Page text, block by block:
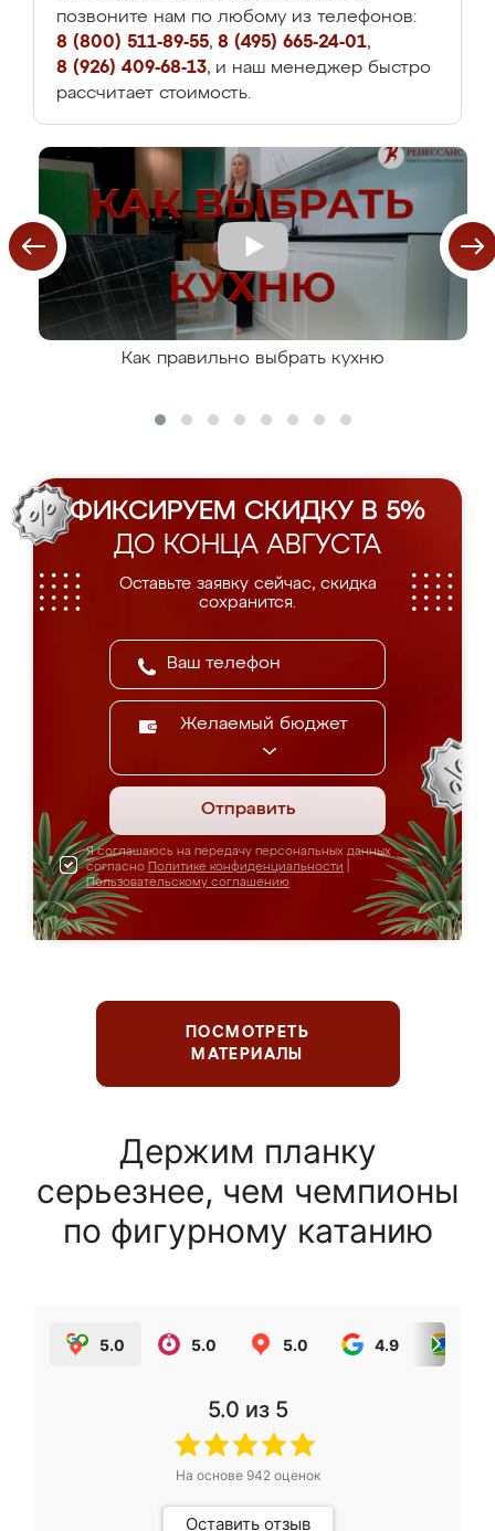
позвоните нам по любому из телефонов:
8 (800) 511-89-55, 8 (495) 665-24-01,
8 (926) 409-68-13, и наш менеджер быстро
рассчитает стоимость.
Как правильно выбрать кухню
ФИКСИРУЕМ СКИДКУ В 5%
ДО КОНЦА АВГУСТА
Оставьте заявку сейчас, скидка
сохранится.
Желаемый бюджет
Отправить
Я соглашаюсь на передачу персональных данных
согласно Политике конфиденциальности
Пользовательскому соглашению
ПОСМОТРЕТЬ
МАТЕРИАЛЫ
Держим планку
серьезнее, чем чемпионы
по фигурному катанию
5.0 5.0 5.0 4.9
5.0 из 5
На основе 942оценок
Оставить отзыв